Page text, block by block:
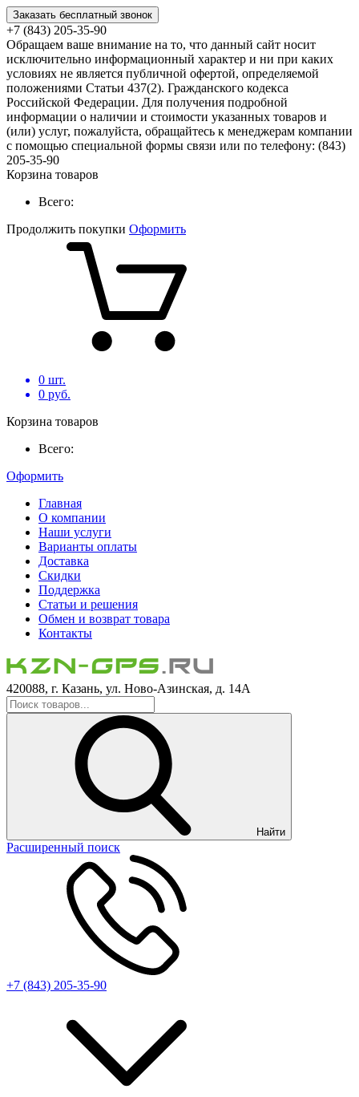
Заказать бесплатный звонок
+7 (843) 205-35-90
Обращаем ваше внимание на то, что данный сайт носит
исключительно информационный характер и ни при каких
условиях не является публичной офертой, определяемой
положениями Статьи 437(2). Гражданского кодекса
Российской Федерации. Для получения подробной
информации о наличии и стоимости указанных товаров и
(или) услуг, пожалуйста, обращайтесь к менеджерам компании
с помощью специальной формы связи или по телефону: (843)
205-35-90
Корзина товаров
Всего:
Продолжить покупки Оформить
0 шт.
0 руб.
Корзина товаров
Всего:
Оформить
Главная
О компании
Наши услуги
Варианты оплаты
Доставка
Скидки
Поддержка
Статьи и решения
Обмен и возврат товара
Контакты
420088, г. Казань, ул. Ново-Азинская, д. 14А
Найти
Расширенный поиск
+7 (843) 205-35-90